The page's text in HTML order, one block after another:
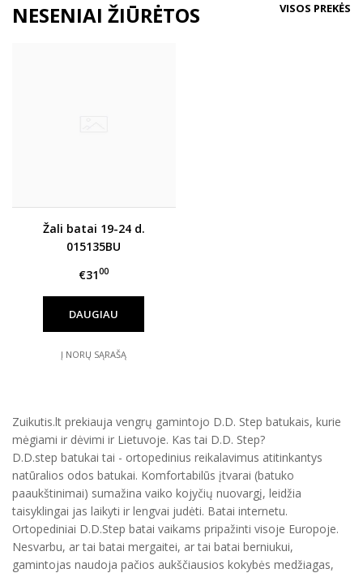
NESENIAI ŽIŪRĖTOS VISOS PREKĖS
Žali batai 19-24 d.
015135BU
€3100
DAUGIAU
Į NORŲ SĄRAŠĄ
Zuikutis.lt prekiauja vengrų gamintojo D.D. Step batukais, kurie
mėgiami ir dėvimi ir Lietuvoje. Kas tai D.D. Step?
D.D.step batukai tai - ortopedinius reikalavimus atitinkantys
natūralios odos batukai. Komfortabilūs įtvarai (batuko
paaukštinimai) sumažina vaiko kojyčių nuovargį, leidžia
taisyklingai jas laikyti ir lengvai judėti. Batai internetu.
Ortopediniai D.D.Step batai vaikams pripažinti visoje Europoje.
Nesvarbu, ar tai batai mergaitei, ar tai batai berniukui,
gamintojas naudoja pačios aukščiausios kokybės medžiagas,